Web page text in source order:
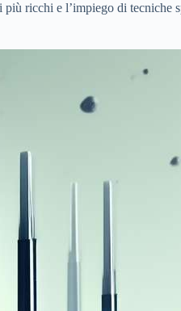
ricchi e l’impiego di tecniche